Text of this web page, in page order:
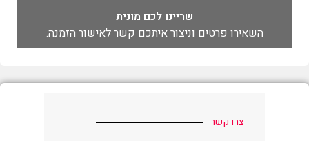
שריינו לכם מונית
השאירו פרטים וניצור איתכם קשר לאישור הזמנה.
צרו קשר